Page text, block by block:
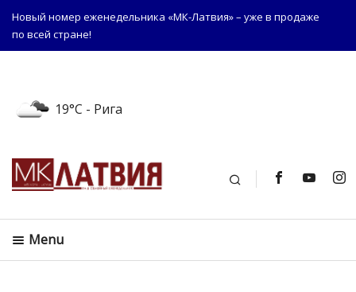
Новый номер еженедельника «МК-Латвия» – уже в продаже
по всей стране!
19°C - Рига
Поиск
Menu